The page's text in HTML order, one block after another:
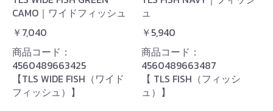
CAMO｜ワイドフィッシュ
￥7,040
商品コード：
4560489663425
【TLS WIDE FISH（ワイド
フィッシュ）】
ュ
￥5,940
商品コード：
4560489663487
【 TLS FISH（フィッシ
ュ）】